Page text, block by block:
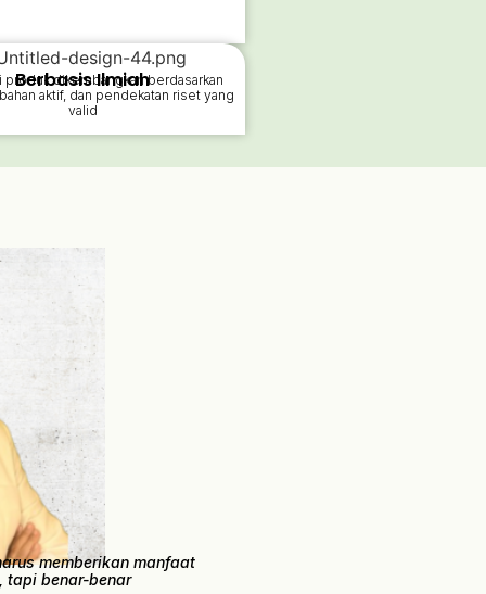
Berbasis Ilmiah
produk dikembangkan berdasarkan
aktif, dan pendekatan riset yang
valid
memberikan manfaat
tapi benar-benar